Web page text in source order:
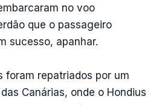
no voo
que o passageiro
sucesso, apanhar.
foram repatriados por um
Canárias, onde o Hondius